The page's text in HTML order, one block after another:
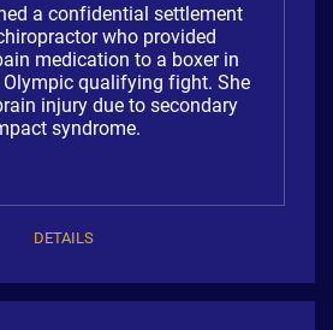
a confidential settlement
who provided
medication to a boxer in
qualifying fight. She
injury due to secondary
syndrome.
DETAILS